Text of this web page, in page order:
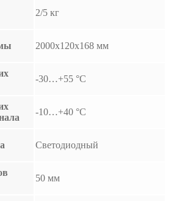
2/5 кг
2000x120x168 мм
-30…+55 °С
-10…+40 °С
Светодиодный
50 мм